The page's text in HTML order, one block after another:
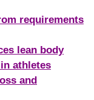
requirements
lean body
athletes
and